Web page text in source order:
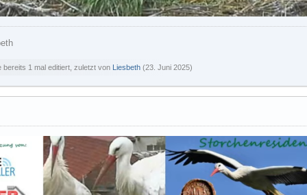
bereits 1 mal editiert, zuletzt von Liesbeth (23. Juni 2025)